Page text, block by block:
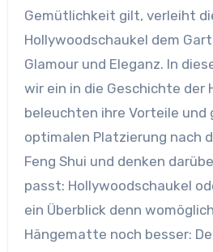
Gemütlichkeit gilt, verleiht
Hollywoodschaukel dem
Glamour und Eleganz. In
wir ein in die Geschichte der
beleuchten ihre Vorteile und
optimalen Platzierung nach
Feng Shui und denken
passt: Hollywoodschaukel
ein Überblick denn
Hängematte noch besser: